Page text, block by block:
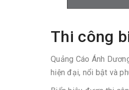
Thi công
Quảng Cáo Ánh
hiện đại, nổi bật và